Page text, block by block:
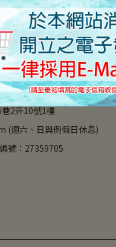
2弄10號1樓
(週六、日與例假日休息)
號：27359705